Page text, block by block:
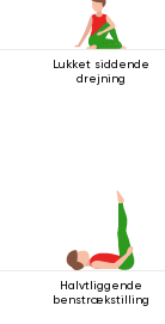
Lukket siddende
drejning
Halvtliggende
benstrækstilling